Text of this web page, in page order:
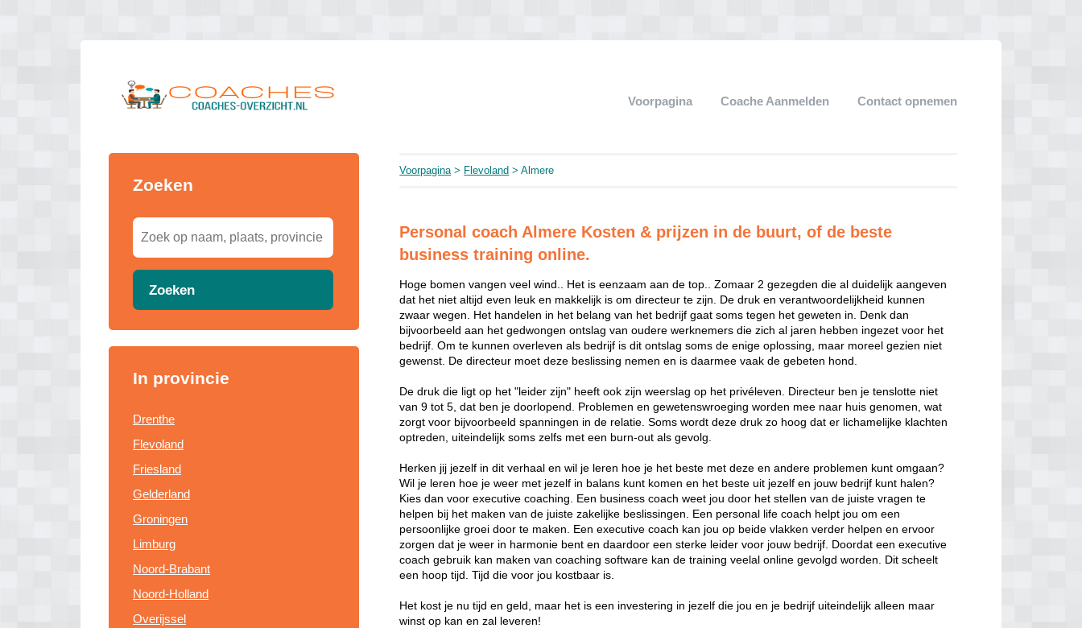
Voorpagina Coache Aanmelden Contact opnemen
Zoeken
Zoeken
In provincie
Drenthe
Flevoland
Friesland
Gelderland
Groningen
Limburg
Noord-Brabant
Noord-Holland
Overijssel
Voorpagina> Flevoland > Almere
Personal coach Almere Kosten & prijzen in de buurt, of de beste
business training online.
Hoge bomen vangen veel wind.. Het is eenzaam aan de top.. Zomaar 2 gezegden die al duidelijk aangeven
dat het niet altijd even leuk en makkelijk is om directeur te zijn. De druk en verantwoordelijkheid kunnen
zwaar wegen. Het handelen in het belang van het bedrijf gaat soms tegen het geweten in. Denk dan
bijvoorbeeld aan het gedwongen ontslag van oudere werknemers die zich al jaren hebben ingezet voor het
bedrijf. Om te kunnen overleven als bedrijf is dit ontslag soms de enige oplossing, maar moreel gezien niet
gewenst. De directeur moet deze beslissing nemen en is daarmee vaak de gebeten hond.
De druk die ligt op het "leider zijn" heeft ook zijn weerslag op het privéleven. Directeur ben je tenslotte niet
van 9 tot 5, dat ben je doorlopend. Problemen en gewetenswroeging worden mee naar huis genomen, wat
zorgt voor bijvoorbeeld spanningen in de relatie. Soms wordt deze druk zo hoog dat er lichamelijke klachten
optreden, uiteindelijk soms zelfs met een burn-out als gevolg.
Herken jij jezelf in dit verhaal en wil je leren hoe je het beste met deze en andere problemen kunt omgaan?
Wil je leren hoe je weer met jezelf in balans kunt komen en het beste uit jezelf en jouw bedrijf kunt halen?
Kies dan voor executive coaching. Een business coach weet jou door het stellen van de juiste vragen te
helpen bij het maken van de juiste zakelijke beslissingen. Een personal life coach helpt jou om een
persoonlijke groei door te maken. Een executive coach kan jou op beide vlakken verder helpen en ervoor
zorgen dat je weer in harmonie bent en daardoor een sterke leider voor jouw bedrijf. Doordat een executive
coach gebruik kan maken van coaching software kan de training veelal online gevolgd worden. Dit scheelt
een hoop tijd. Tijd die voor jou kostbaar is.
Het kost je nu tijd en geld, maar het is een investering in jezelf die jou en je bedrijf uiteindelijk alleen maar
winst op kan en zal leveren!